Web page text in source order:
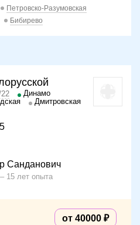
Петровско-Разумовская
Бибирево
Динамо
Дмитровская
Санданович
15 лет опыта
от 40000